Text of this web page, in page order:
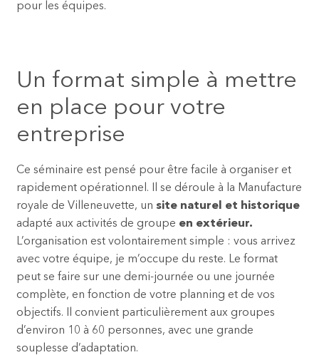
pour les équipes.
Un format simple à mettre
en place pour votre
entreprise
Ce séminaire est pensé pour être facile à organiser et
rapidement opérationnel. Il se déroule à la Manufacture
royale de Villeneuvette, un site naturel et historique
adapté aux activités de groupe en extérieur.
L’organisation est volontairement simple : vous arrivez
avec votre équipe, je m’occupe du reste. Le format
peut se faire sur une demi-journée ou une journée
complète, en fonction de votre planning et de vos
objectifs. Il convient particulièrement aux groupes
d’environ 10 à 60 personnes, avec une grande
souplesse d’adaptation.